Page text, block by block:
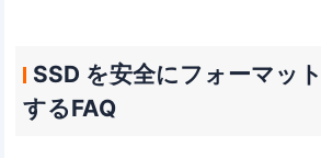
SSD を安全にフォーマッ
するFAQ